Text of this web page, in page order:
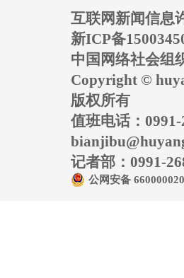
互联网新闻信息
新ICP备
中国网络社会组
Copyright ©
版权所有
值班电话：
记者部：0991-
公网安备